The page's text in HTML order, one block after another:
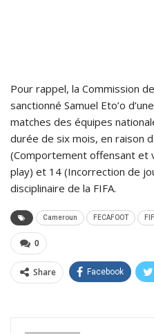
Pour rappel, la Commission
sanctionné Samuel Eto’o
matches des équipes
durée de six mois, en raison
(Comportement offensant et
play) et 14 (Incorrection de
disciplinaire de la FIFA.
Cameroun FECAFOOT
0
Share Facebook